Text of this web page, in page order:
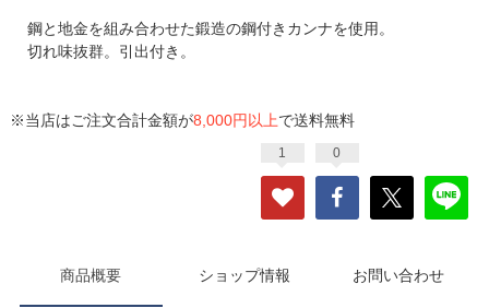
鋼と地金を組み合わせた鍛造の鋼付きカンナを使用。
切れ味抜群。引出付き。
※当店はご注文合計金額が8,000円以上で送料無料
1 0
商品概要 ショップ情報 お問い合わせ